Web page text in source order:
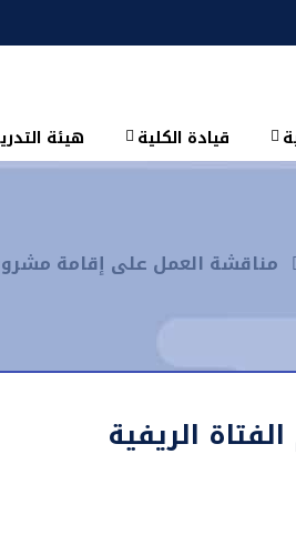
قيادة الكلية هيئة
مناقشة العمل على إقامة مشروع
الريفية